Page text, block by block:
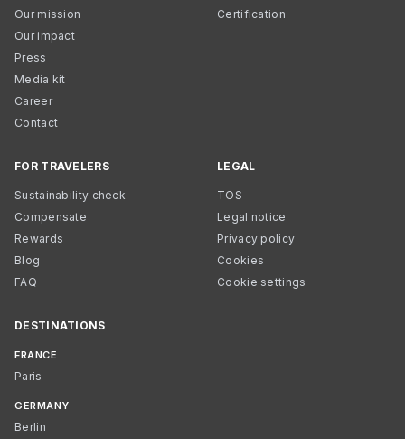
Our mission
Our impact
Press
Media kit
Career
Contact
Certification
FOR TRAVELERS
Sustainability check
Compensate
Rewards
Blog
FAQ
LEGAL
TOS
Legal notice
Privacy policy
Cookies
Cookie settings
DESTINATIONS
FRANCE
Paris
GERMANY
Berlin